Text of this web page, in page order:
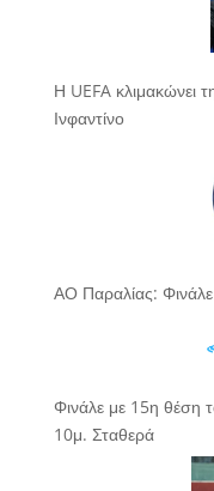
Η UEFA κλιμακώνει
Ινφαντίνο
ΑΟ Παραλίας:
Φινάλε με 15η θέση
10μ. Σταθερά